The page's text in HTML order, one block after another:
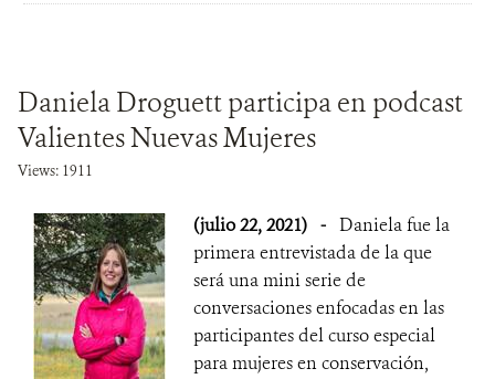
Daniela Droguett participa en podcast
Valientes Nuevas Mujeres
Views: 1911
(julio 22, 2021) - Daniela fue la
primera entrevistada de la que
será una mini serie de
conversaciones enfocadas en las
participantes del curso especial
para mujeres en conservación,